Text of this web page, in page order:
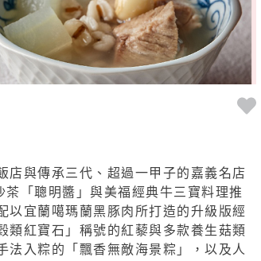
店與傳承三代、超過一甲子的嘉義名店
「聰明醬」與美福經典牛三寶料理推
以宜蘭噶瑪蘭黑豚肉所打造的升級版經
類紅寶石」稱號的紅藜與多款養生菇類
法 入粽的「飄香無敵海景粽」，以及人